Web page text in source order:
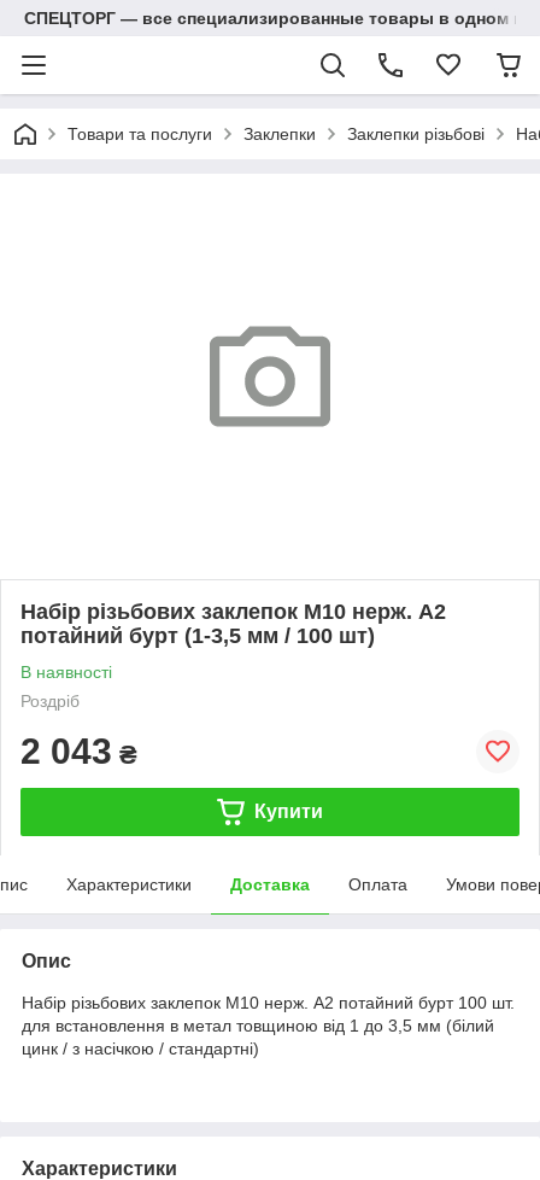
СПЕЦТОРГ — все специализированные товары в одном
Товари та послуги Заклепки Заклепки різьбові
Набір різьбових заклепок M10 нерж. А2
потайний бурт (1-3,5 мм / 100 шт)
В наявності
Роздріб
2 043 ₴
Купити
Характеристики Доставка Оплата Умови
Опис
Набір різьбових заклепок M10 нерж. А2 потайний бурт 100 шт.
для встановлення в метал товщиною від 1 до 3,5 мм (білий
цинк / з насічкою / стандартні)
Характеристики